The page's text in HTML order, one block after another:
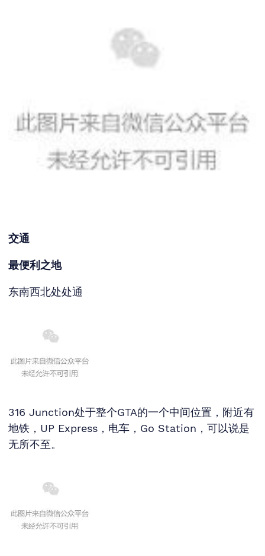
交通
最便利之地
东南西北处处通
316 Junction处于整个GTA的一个中间位置，附近有
地铁，UP Express，电车，Go Station，可以说是
无所不至。